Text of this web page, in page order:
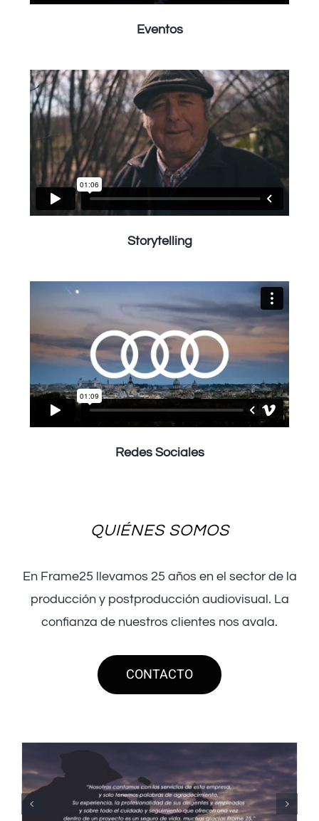
Eventos
Storytelling
Redes Sociales
QUIÉNES SOMOS
En Frame25 llevamos 25 años en el sector de la
producción y postproducción audiovisual. La
confianza de nuestros clientes nos avala.
CONTACTO